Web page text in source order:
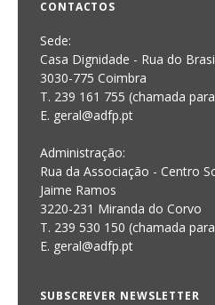
CONTACTOS
Sede:
Casa Dignidade - Rua do
3030-775 Coimbra
T. 239 161 755 (chamada
E. geral@adfp.pt
Administração:
Rua da Associação - Centro
Jaime Ramos
3220-231 Miranda do Corvo
T. 239 530 150 (chamada
E. geral@adfp.pt
SUBSCREVER NEWSLETTER